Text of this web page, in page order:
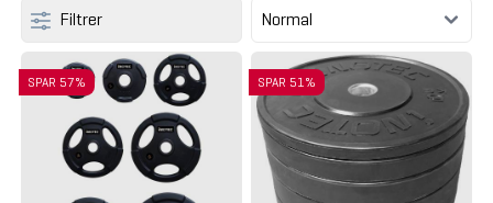
Filtrer
SPAR 57% SPAR 51%